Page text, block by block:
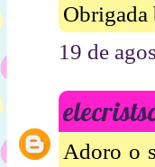
19 de
Adoro o